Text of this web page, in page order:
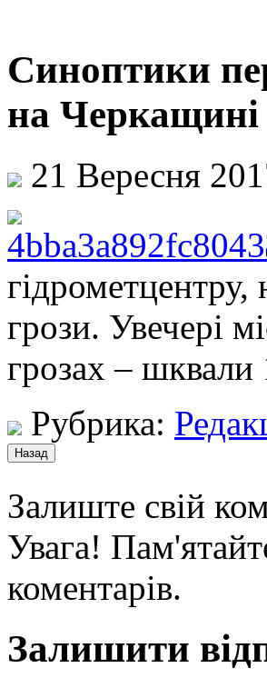
Синоптики
на Черкащині
21 Вересня
грози. Увечері
грозах –
Рубрика:
Залиште свій
Увага!
коментарів.
Залишити